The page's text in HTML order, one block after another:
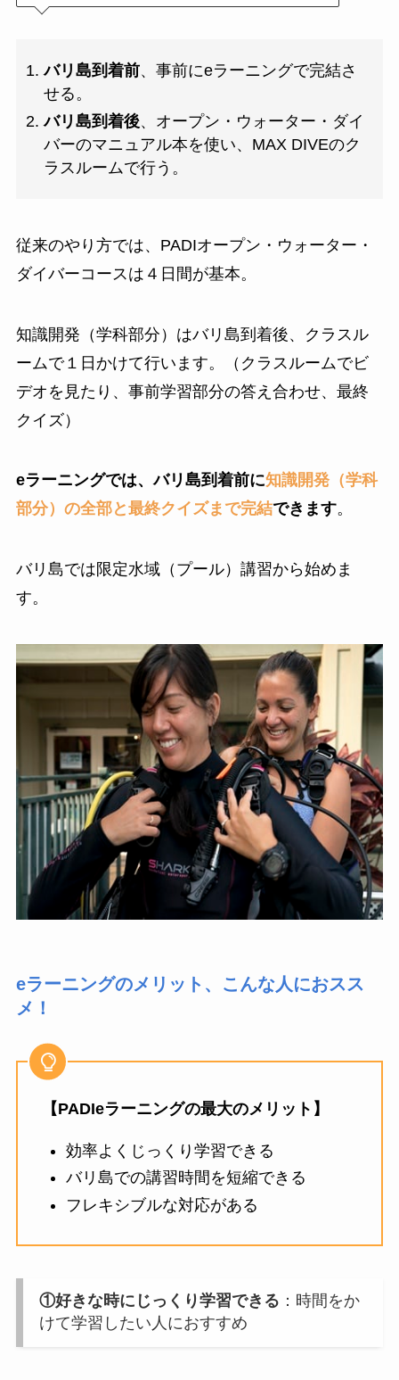
バリ島到着前、事前にeラーニングで完結さ
せる。
バリ島到着後、オープン・ウォーター・ダイ
バーのマニュアル本を使い、MAX DIVEのク
ラスルームで行う。
従来のやり方では、PADIオープン・ウォーター・
ダイバーコースは４日間が基本。
知識開発（学科部分）はバリ島到着後、クラスル
ームで１日かけて行います。（クラスルームでビ
デオを見たり、事前学習部分の答え合わせ、最終
クイズ）
eラーニングでは、バリ島到着前に知識開発（学科
部分）の全部と最終クイズまで完結できます。
バリ島では限定水域（プール）講習から始めま
す。
eラーニングのメリット、こんな人におスス
メ！
【PADIeラーニングの最大のメリット】
効率よくじっくり学習できる
バリ島での講習時間を短縮できる
フレキシブルな対応がある
①好きな時にじっくり学習できる ：時間をか
けて学習したい人におすすめ